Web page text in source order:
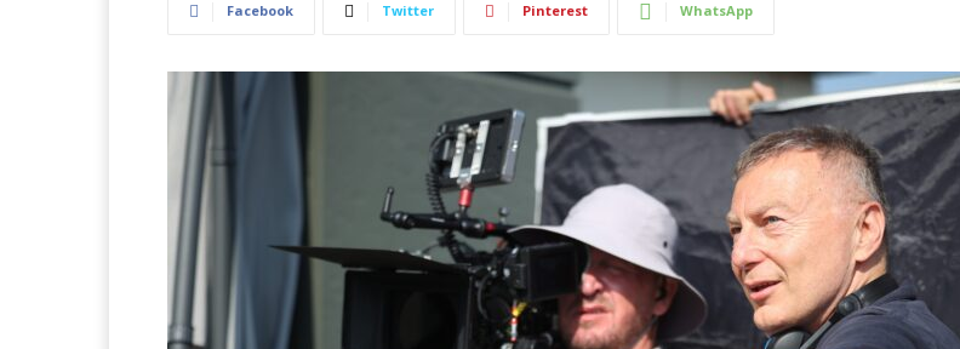
Facebook Twitter Pinterest WhatsApp